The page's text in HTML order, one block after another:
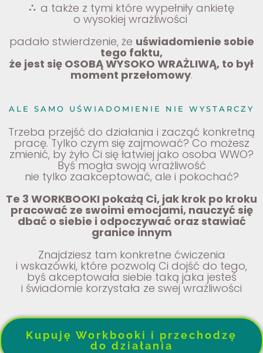
∴ a także z tymi które wypełniły ankietę
o wysokiej wrażliwości
padało stwierdzenie, że uświadomienie sobie
tego faktu,
że jest się OSOBĄ WYSOKO WRAŻLIWĄ, to był
moment przełomowy.
ALE SAMO UŚWIADOMIENIE NIE WYSTARCZY
Trzeba przejść do działania i zacząć konkretną
pracę. Tylko czym się zajmować? Co możesz
zmienić, by żyło Ci się łatwiej jako osoba WWO?
Byś mogła swoją wrażliwość
nie tylko zaakceptować, ale i pokochać?
Te 3 WORKBOOKI pokażą Ci, jak krok po kroku
pracować ze swoimi emocjami, nauczyć się
dbać o siebie i odpoczywać oraz stawiać
granice innym
Znajdziesz tam konkretne ćwiczenia
i wskazówki, które pozwolą Ci dojść do tego,
byś akceptowała siebie taką jaka jesteś
i świadomie korzystała ze swej wrażliwości
Kupuję Workbooki i przechodzę
do działania